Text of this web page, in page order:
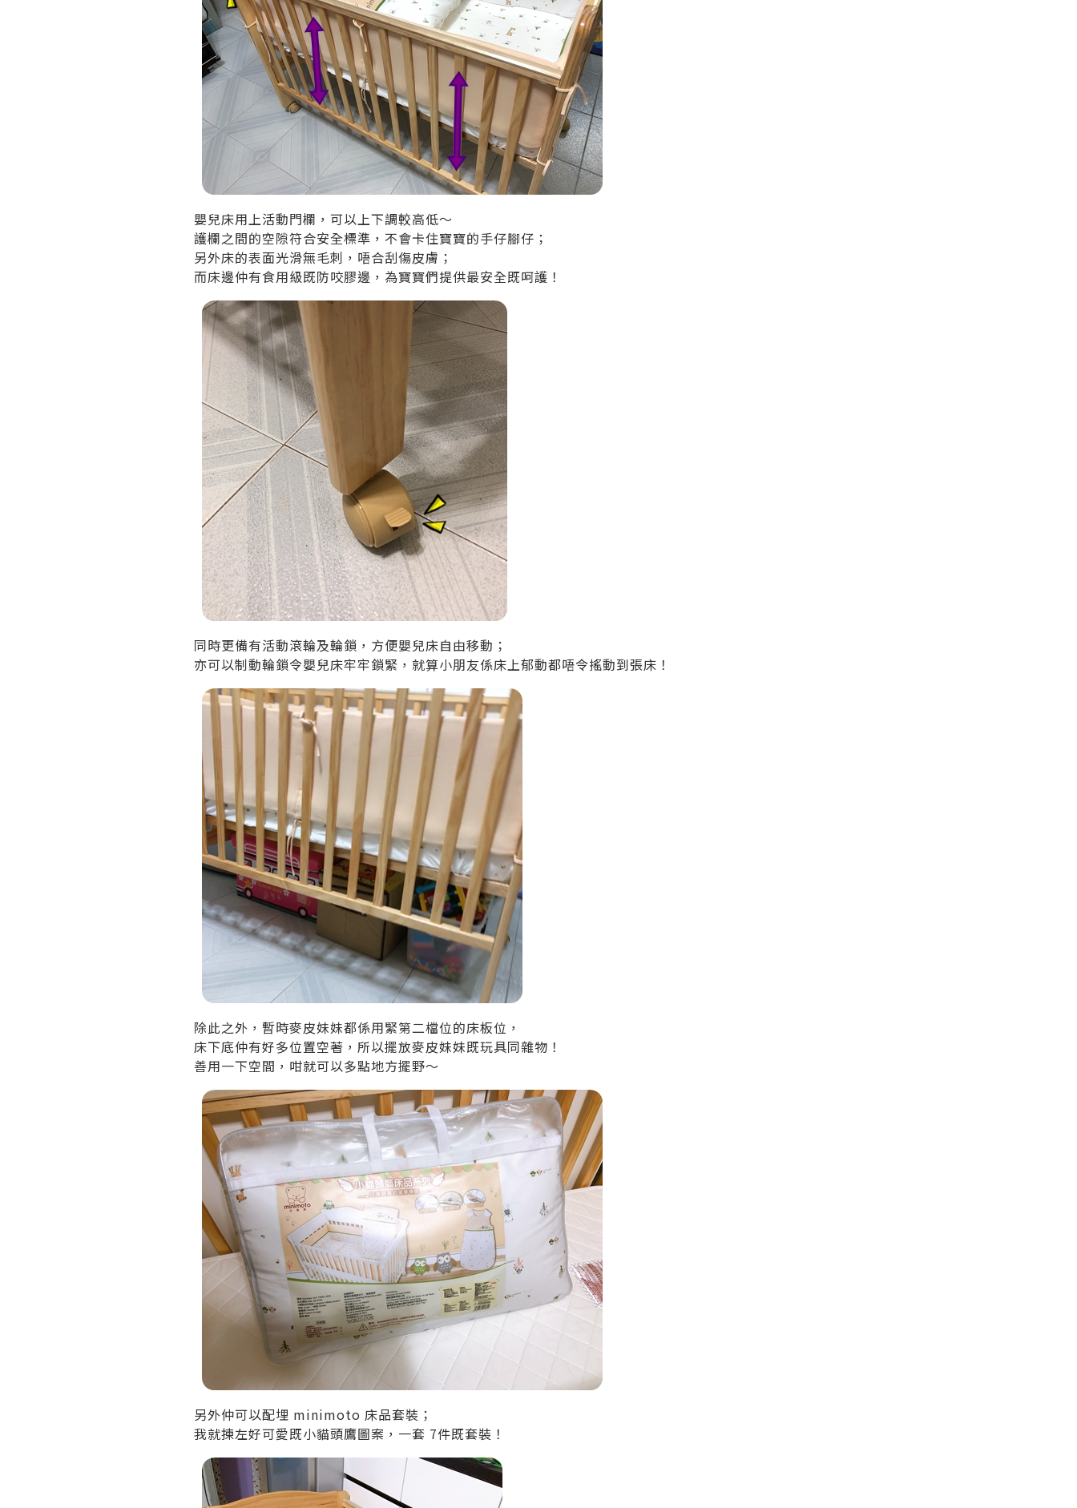
嬰兒床用上活動門欄，可以上下調較高低～
護欄之間的空隙符合安全標準，不會卡住寶寶的手仔腳仔；
另外床的表面光滑無毛刺，唔合刮傷皮膚；
而床邊仲有食用級既防咬膠邊，為寶寶們提供最安全既呵護！
同時更備有活動滾輪及輪鎖，方便嬰兒床自由移動；
亦可以制動輪鎖令嬰兒床牢牢鎖緊，就算小朋友係床上郁動都唔令搖動到張床！
除此之外，暫時麥皮妹妹都係用緊第二檔位的床板位，
床下底仲有好多位置空著，所以擺放麥皮妹妹既玩具同雜物！
善用一下空間，咁就可以多點地方擺野～
另外仲可以配埋 minimoto 床品套裝；
我就揀左好可愛既小貓頭鷹圖案，一套 7件既套裝！